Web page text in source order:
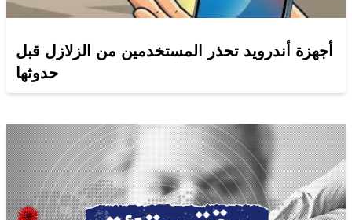
أجهزة أندرويد تحذر المستخدمين من الزلازل قبل
حدوثها